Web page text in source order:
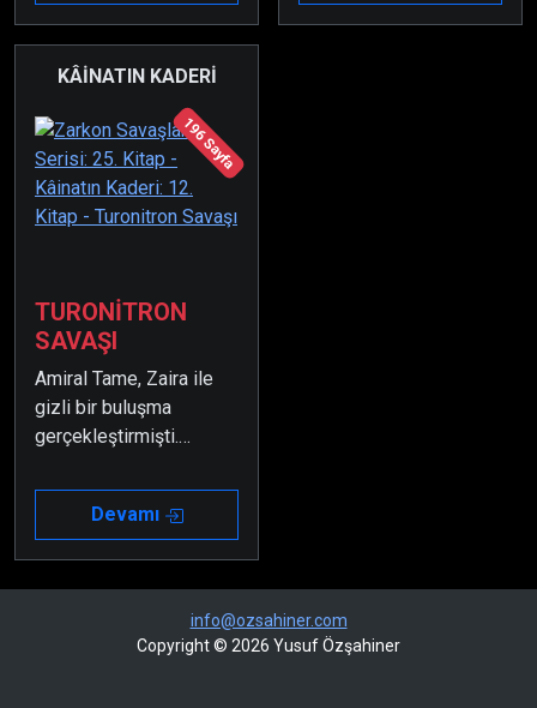
korkunç olmuştu.
Sonrasındaysa hayatta
kalmayı başaran Zargul
komaya girmiş; Lingdyu
Şohan, Başsargeon Leri
Valdi ve Çikuya’yı
biyonik hale getirilmişti.
KÂİNATIN KADERİ
196 Sayfa
TURONİTRON
SAVAŞI
Amiral Tame, Zaira ile
gizli bir buluşma
gerçekleştirmişti.
Amiral Birliği Meclisi
Başkanlığından
Devamı
info@ozsahiner.com
Copyright © 2026 Yusuf Özşahiner